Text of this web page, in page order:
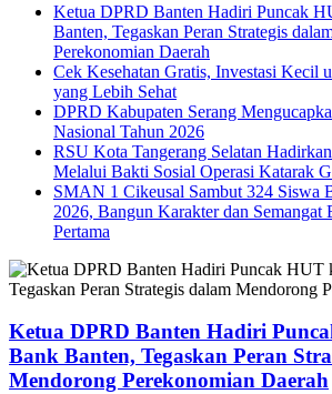
Ketua DPRD Banten Hadiri Puncak
Banten, Tegaskan Peran Strategis
Perekonomian Daerah
Cek Kesehatan Gratis, Investasi Kecil
yang Lebih Sehat
DPRD Kabupaten Serang
Nasional Tahun 2026
RSU Kota Tangerang Selatan
Melalui Bakti Sosial Operasi Katarak
SMAN 1 Cikeusal Sambut 324 Siswa
2026, Bangun Karakter dan Semangat
Pertama
Ketua DPRD Banten Hadiri
Bank Banten, Tegaskan Peran
Mendorong Perekonomian Daerah